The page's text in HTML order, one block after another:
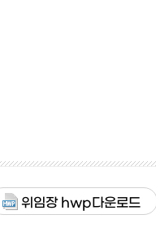
위임장 hwp다운로드